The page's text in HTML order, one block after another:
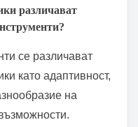
различават
се различават
като адаптивност,
на